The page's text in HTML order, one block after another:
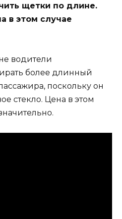
щетки по длине.
в этом случае
водители
более длинный
поскольку он
стекло. Цена в этом